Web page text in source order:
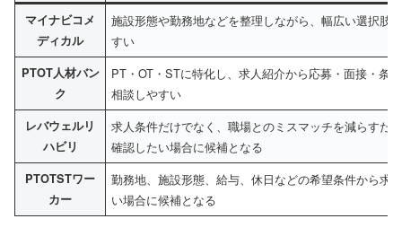
マイナビコメ
ディカル
施設形態や勤務地などを整理しながら、幅広い選択肢
すい
PTOT人材バン
ク
PT・OT・STに特化し、求人紹介から応募・面接・条
相談しやすい
レバウェルリ
ハビリ
求人条件だけでなく、職場とのミスマッチを減らすた
確認したい場合に候補となる
PTOTSTワー
カー
勤務地、施設形態、給与、休日などの希望条件から求
い場合に候補となる